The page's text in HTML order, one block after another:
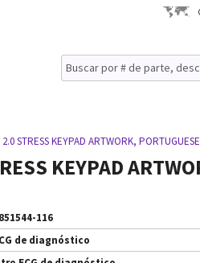
STRESS KEYPAD ARTWORK, PORTUGUESE
KEYPAD
116
de diagnóstico